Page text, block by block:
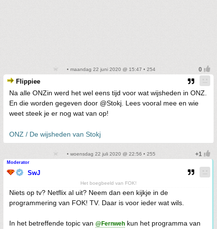
• maandag 22 juni 2020 @ 15:47 • 254
Flippiee
Na alle ONZin werd het wel eens tijd voor wat wijsheden in ONZ.
En die worden gegeven door @Stokj. Lees vooral mee en wie
weet steek je er nog wat van op!
ONZ / De wijsheden van Stokj
• woensdag 22 juli 2020 @ 22:56 • 255
Moderator
SwJ
Het boegbeeld van FOK!
Niets op tv? Netflix al uit? Neem dan een kijkje in de
programmering van FOK! TV. Daar is voor ieder wat wils.
In het betreffende topic van @Fernweh kun het programma van